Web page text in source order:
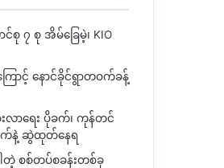
စု ၇ စု အိမ်ခြေမဲ့၊ KIO
ောင့် နောင်ခိုင်ရွာတဝက်ခန့်
လာရေး ပိုခက်၊ ကုန်တင်
က်နဲ့ ဆွဲထုတ်နေရ
တဲ့ စစ်တပ်စခန်းတစ်ခု